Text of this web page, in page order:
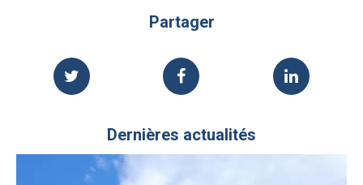
Partager
Dernières actualités